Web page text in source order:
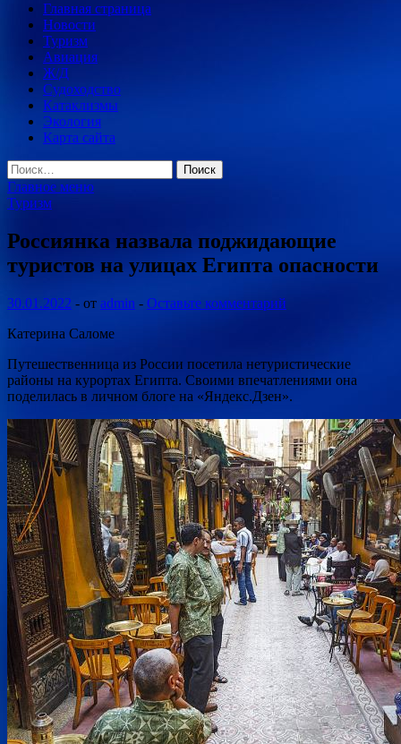
Главная страница
Новости
Туризм
Авиация
Ж/Д
Судоходство
Катаклизмы
Экология
Карта сайта
Найти:
Главное меню
Туризм
Россиянка назвала поджидающие
туристов на улицах Египта опасности
30.01.2022 - от admin - Оставьте комментарий
Катерина Саломе
Путешественница из России посетила нетуристические
районы на курортах Египта. Своими впечатлениями она
поделилась в личном блоге на «Яндекс.Дзен».